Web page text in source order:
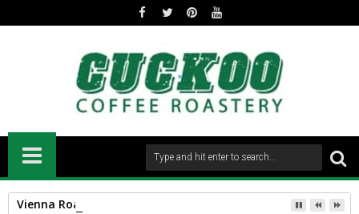
Vienna Roast